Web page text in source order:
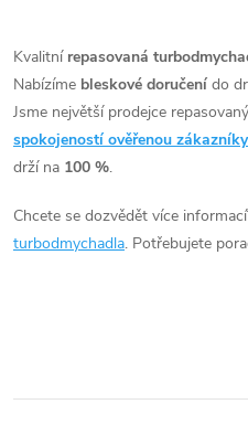
ů
ů
Musa 66kW 70kW, Ypsilon
66kW 70kW, Opel Astra H
v
l
á
a
Kvalitní repasovaná
Nabízíme bleskové doručení do
Jsme největší prodejce
spokojeností ověřenou zákazníky
drží na 100 %.
Chcete se dozvědět více
turbodmychadla. Potřebujete